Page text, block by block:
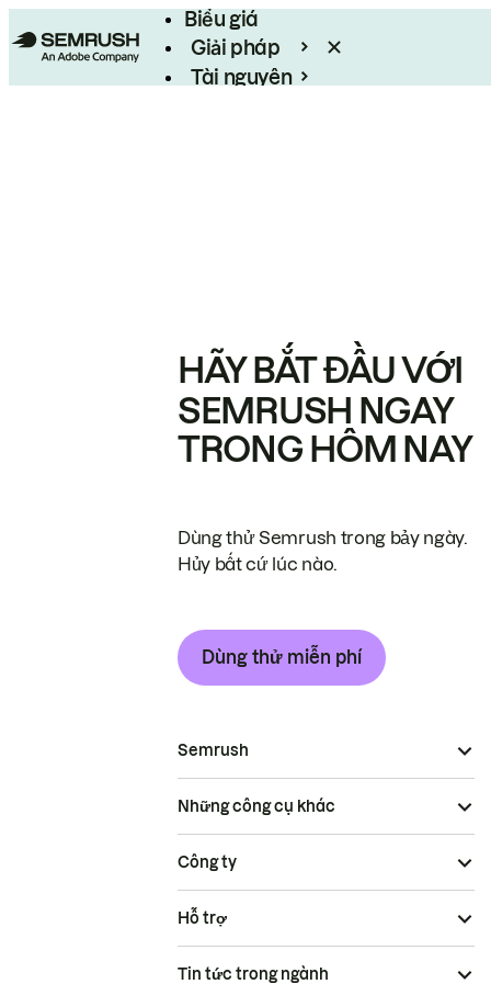
Biểu giá
Giải pháp
Tài nguyên
HÃY BẮT ĐẦU VỚI
SEMRUSH NGAY
TRONG HÔM NAY
Dùng thử Semrush trong bảy ngày.
Hủy bất cứ lúc nào.
Dùng thử miễn phí
Semrush
Những công cụ khác
Công ty
Hỗ trợ
Tin tức trong ngành